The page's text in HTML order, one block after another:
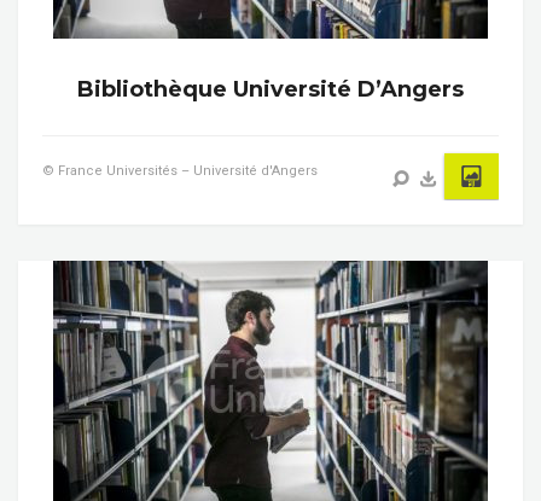
Bibliothèque Université D’Angers
© France Universités – Université d'Angers